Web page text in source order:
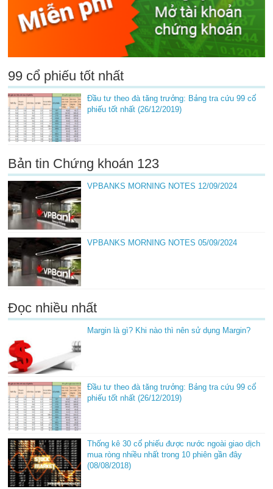
99 cổ phiếu tốt nhất
Đầu tư theo đà tăng trưởng: Bảng tra cứu 99 cổ
phiếu tốt nhất (26/12/2019)
Bản tin Chứng khoán 123
VPBANKS MORNING NOTES 12/09/2024
VPBANKS MORNING NOTES 05/09/2024
Đọc nhiều nhất
Margin là gì? Khi nào thì nên sử dụng Margin?
Đầu tư theo đà tăng trưởng: Bảng tra cứu 99 cổ
phiếu tốt nhất (26/12/2019)
Thống kê 30 cổ phiếu được nước ngoài giao dịch
mua ròng nhiều nhất trong 10 phiên gần đây
(08/08/2018)